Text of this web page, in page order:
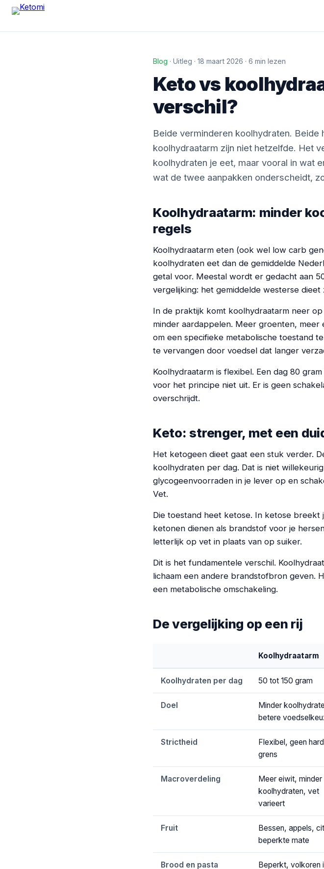
Blog · Uitleg · 18 maart 2026 · 6 min lezen
Keto vs
verschil?
Beide verminderen koolhydraten. Beide
koolhydraatarm zijn niet hetzelfde. Het
koolhydraten je eet, maar vooral in wat
wat de twee aanpakken onderscheidt,
Koolhydraatarm: minder
regels
Koolhydraatarm eten (ook wel low carb
koolhydraten eet dan de gemiddelde
getal voor. Meestal wordt er gedacht aan
vergelijking: het gemiddelde westerse
In de praktijk komt koolhydraatarm neer
minder aardappelen. Meer groenten,
om een specifieke metabolische toestand
te vervangen door voedsel dat langer
Koolhydraatarm is flexibel. Een dag 80
voor het principe niet uit. Er is geen
overschrijdt.
Keto: strenger, met een
Het ketogeen dieet gaat een stuk verder.
koolhydraten per dag. Dat is niet
glycogeenvoorraden in je lever op en
Vet.
Die toestand heet ketose. In ketose
ketonen dienen als brandstof voor je
letterlijk op vet in plaats van op suiker.
Dit is het fundamentele verschil.
lichaam een andere brandstofbron geven.
een metabolische omschakeling.
De vergelijking op een rij
Koolhydraatarm
Koolhydraten per dag 50 tot 150 gram
Doel
Minder
betere
Strictheid
Flexibel, geen
grens
Macroverdeling
Meer eiwit, minder
koolhydraten, vet
varieert
Fruit
Bessen, appels,
beperkte mate
Brood en pasta
Beperkt, volkoren